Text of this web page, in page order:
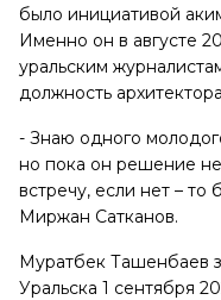
было инициативой
Именно он в августе
уральским
должность
- Знаю одного
но пока он решение не
встречу, если нет – то
Миржан Сатканов.
Муратбек Ташенбаев
Уральска 1 сентября